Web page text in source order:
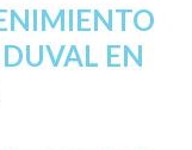
EN